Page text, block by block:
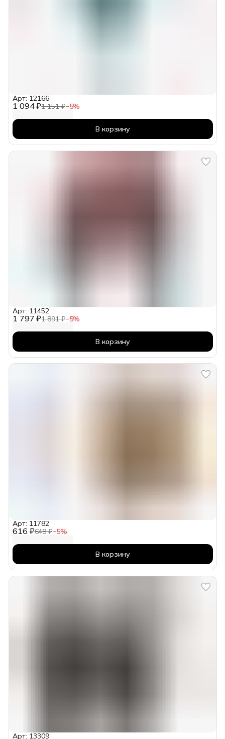
1 094 ₽1 151 ₽−5%
Арт: 12166
В корзину
1 797 ₽1 891 ₽−5%
Арт: 11452
В корзину
616 ₽648 ₽−5%
Арт: 11782
В корзину
Арт: 13309